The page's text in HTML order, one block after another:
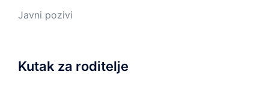
Javni pozivi
Kutak za roditelje